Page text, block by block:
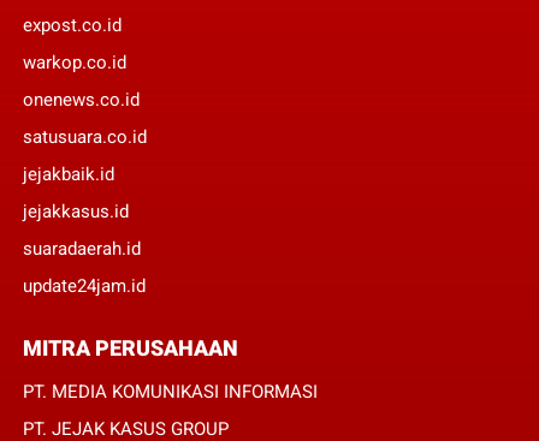
expost.co.id
warkop.co.id
onenews.co.id
satusuara.co.id
jejakbaik.id
jejakkasus.id
suaradaerah.id
update24jam.id
MITRA PERUSAHAAN
PT. MEDIA KOMUNIKASI INFORMASI
PT. JEJAK KASUS GROUP